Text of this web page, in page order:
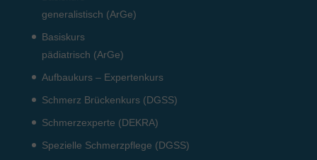
generalistisch (ArGe)
Basiskurs
pädiatrisch (ArGe)
Aufbaukurs – Expertenkurs
Schmerz Brückenkurs (DGSS)
Schmerzexperte (DEKRA)
Spezielle Schmerzpflege (DGSS)